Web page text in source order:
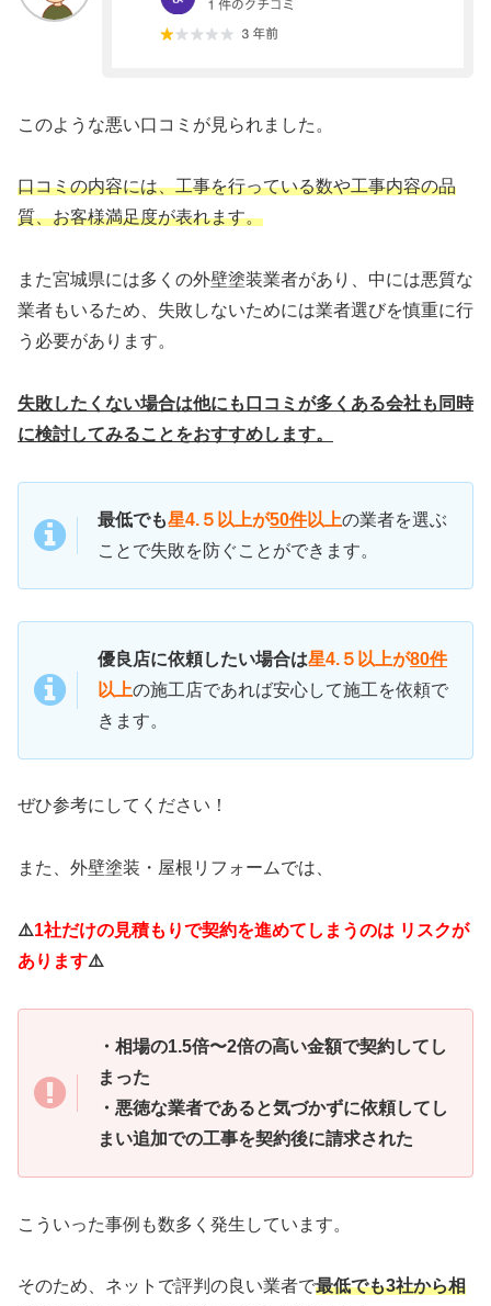
このような悪い口コミが見られました。
口コミの内容には、工事を行っている数や工事内容の品
質、お客様満足度が表れます。
また宮城県には多くの外壁塗装業者があり、中には悪質な
業者もいるため、失敗しないためには業者選びを慎重に行
う必要があります。
失敗したくない場合は他にも口コミが多くある会社も同時
に検討してみることをおすすめします。
最低でも星4.５以上が50件以上の業者を選ぶ
ことで失敗を防ぐことができます。
優良店に依頼したい場合は星4.５以上が80件
以上の施工店であれば安心して施工を依頼で
きます。
ぜひ参考にしてください！
また、外壁塗装・屋根リフォームでは、
⚠️1社だけの見積もりで契約を進めてしまうのは リスクが
あります⚠️
・相場の1.5倍〜2倍の高い金額で契約してし
まった
・悪徳な業者であると気づかずに依頼してし
まい追加での工事を契約後に請求された
こういった事例も数多く発生しています。
そのため、ネットで評判の良い業者で最低でも3社から相